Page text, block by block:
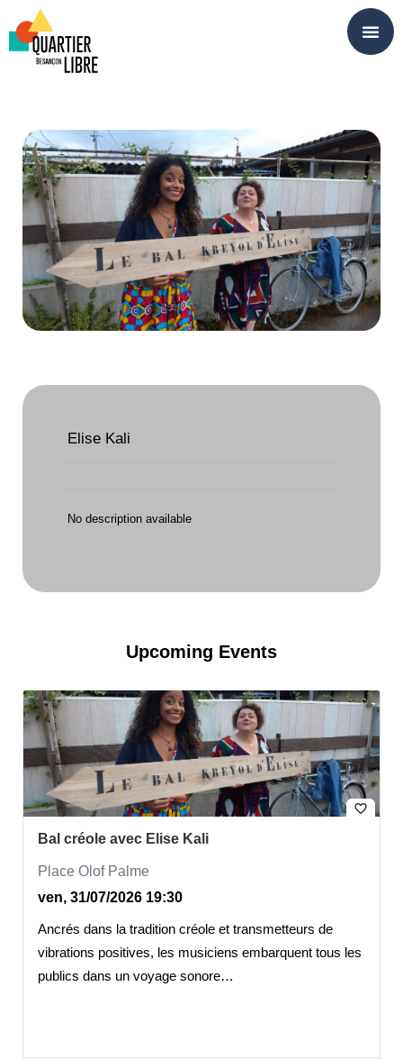
Elise Kali
No description available
Upcoming Events
favorite_border
Bal créole avec Elise Kali
Place Olof Palme
ven, 31/07/2026 19:30
Ancrés dans la tradition créole et transmetteurs de
vibrations positives, les musiciens embarquent tous les
publics dans un voyage sonore…
Panneau de gestion des cookies